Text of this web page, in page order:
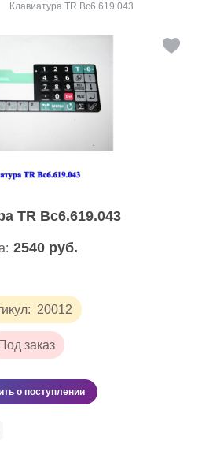
Клавиатура TR Вс6.619.043
TR Вс6.619.043
20012
Под заказ
2540 руб.
о поступлении